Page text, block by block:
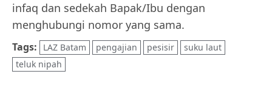
infaq dan sedekah Bapak/Ibu dengan
menghubungi nomor yang sama.
Tags: LAZ Batam pengajian pesisir
suku laut
teluk nipah